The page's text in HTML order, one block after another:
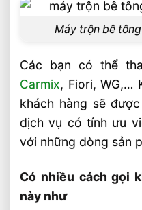
Máy trộn bê
Các bạn có thể
Carmix, Fiori, WG,…
khách hàng sẽ
dịch vụ có tính ưu
với những dòng sản
Có nhiều cách gọi
này như